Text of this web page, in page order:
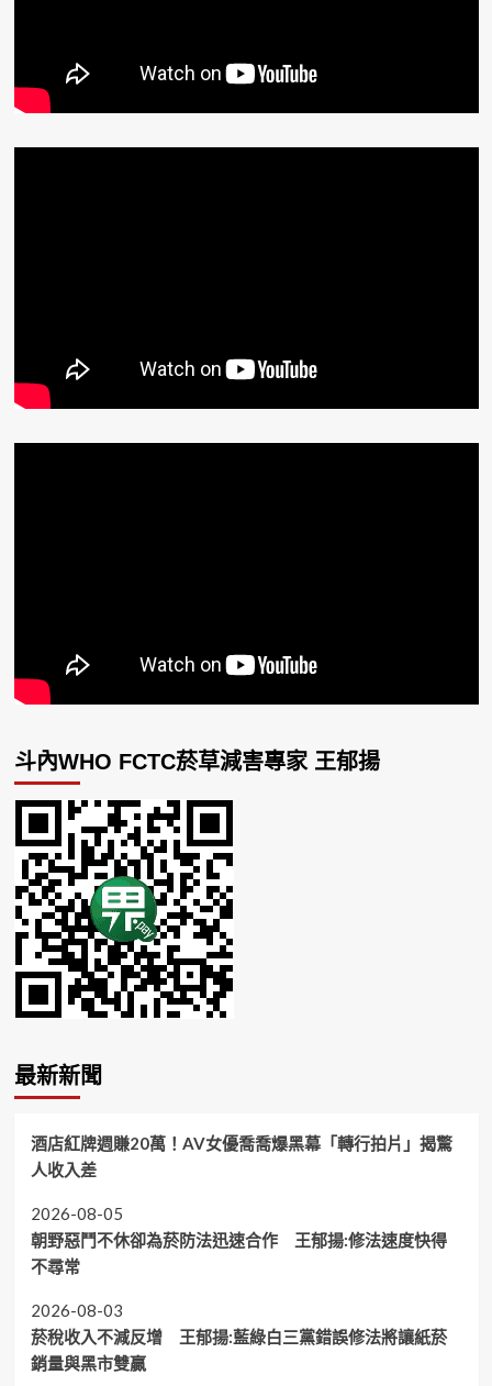
斗內WHO FCTC菸草減害專家 王郁揚
最新新聞
酒店紅牌週賺20萬！AV女優喬喬爆黑幕「轉行拍片」揭驚
人收入差
2026-08-05
朝野惡鬥不休卻為菸防法迅速合作 王郁揚:修法速度快得
不尋常
2026-08-03
菸稅收入不減反增 王郁揚:藍綠白三黨錯誤修法將讓紙菸
銷量與黑市雙贏